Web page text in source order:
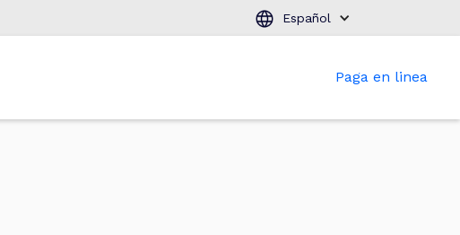
Español
Paga en linea